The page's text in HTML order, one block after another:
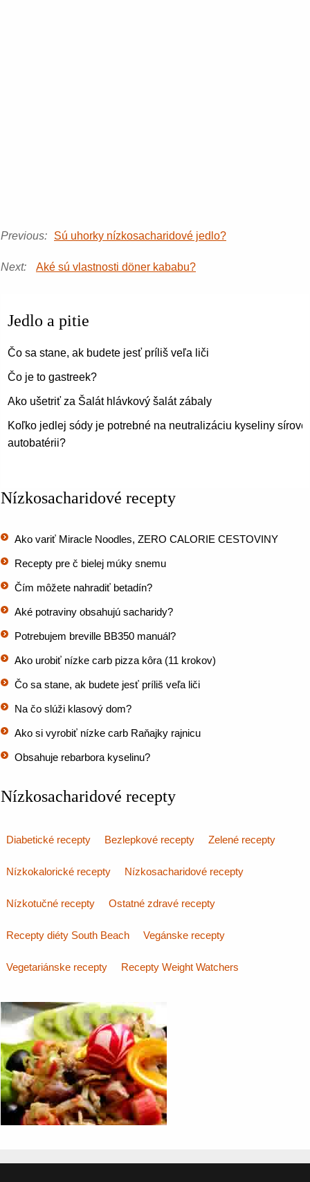
Previous: Sú uhorky nízkosacharidové jedlo?
Next: Aké sú vlastnosti döner kababu?
Jedlo a pitie
Čo sa stane, ak budete jesť príliš veľa liči
Čo je to gastreek?
Ako ušetriť za Šalát hlávkový šalát zábaly
Koľko jedlej sódy je potrebné na neutralizáciu kyseliny
autobatérii?
Nízkosacharidové recepty
Ako variť Miracle Noodles, ZERO CALORIE CESTOVINY
Recepty pre č bielej múky snemu
Čím môžete nahradiť betadín?
Aké potraviny obsahujú sacharidy?
Potrebujem breville BB350 manuál?
Ako urobiť nízke carb pizza kôra (11 krokov)
Čo sa stane, ak budete jesť príliš veľa liči
Na čo slúži klasový dom?
Ako si vyrobiť nízke carb Raňajky rajnicu
Obsahuje rebarbora kyselinu?
Nízkosacharidové recepty
Diabetické recepty Bezlepkové recepty Zelené recepty
Nízkokalorické recepty Nízkosacharidové recepty
Nízkotučné recepty Ostatné zdravé recepty
Recepty diéty South Beach Vegánske recepty
Vegetariánske recepty Recepty Weight Watchers